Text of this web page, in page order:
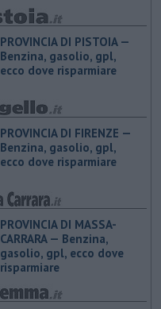
PROVINCIA DI PISTOIA — ​
Benzina, gasolio, gpl,
ecco dove risparmiare
PROVINCIA DI FIRENZE — ​
Benzina, gasolio, gpl,
ecco dove risparmiare
PROVINCIA DI MASSA-
CARRARA — ​Benzina,
gasolio, gpl, ecco dove
risparmiare